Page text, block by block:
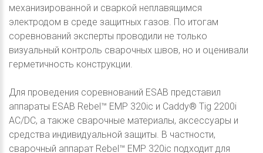
механизированной и сваркой неплавящимся
электродом в среде защитных газов. По итогам
соревнований эксперты проводили не только
визуальный контроль сварочных швов, но и оценивали
герметичность конструкции.
Для проведения соревнований ESAB представил
аппараты ESAB Rebel™ EMP 320ic и Caddy® Tig 2200i
AC/DC, а также сварочные материалы, аксессуары и
средства индивидуальной защиты. В частности,
сварочный аппарат Rebel™ EMP 320ic подходит для